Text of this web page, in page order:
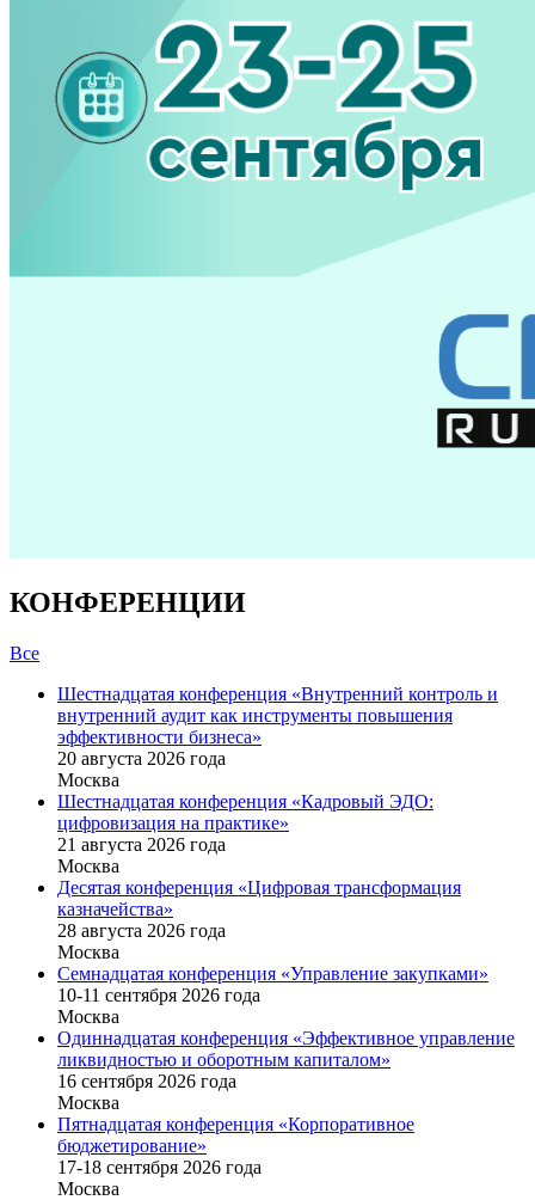
КОНФЕРЕНЦИИ
Все
Шестнадцатая конференция «Внутренний контроль и
внутренний аудит как инструменты повышения
эффективности бизнеса»
20 августа 2026 года
Москва
Шестнадцатая конференция «Кадровый ЭДО:
цифровизация на практике»
21 августа 2026 года
Москва
Десятая конференция «Цифровая трансформация
казначейства»
28 августа 2026 года
Москва
Семнадцатая конференция «Управление закупками»
10-11 сентября 2026 года
Москва
Одиннадцатая конференция «Эффективное управление
ликвидностью и оборотным капиталом»
16 cентября 2026 года
Москва
Пятнадцатая конференция «Корпоративное
бюджетирование»
17-18 сентября 2026 года
Москва